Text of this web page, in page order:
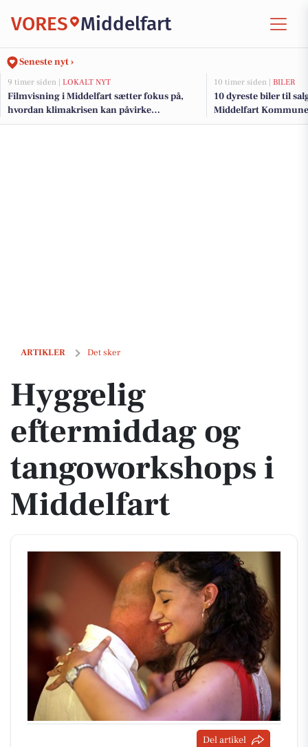
VORES Middelfart
Seneste nyt ›
9 timer siden | LOKALT NYT
Filmvisning i Middelfart sætter fokus på,
hvordan klimakrisen kan påvirke
mennesker med handicap
10 timer siden | BILER
10 dyreste biler til
Middelfart Kommune
ARTIKLER Det sker
Hyggelig eftermiddag og tangoworkshops i Middelfart
Hyggelig
eftermiddag og
tangoworkshops i
Middelfart
Del artikel